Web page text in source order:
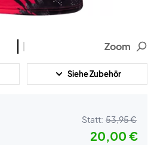
Zoom
Siehe Zubehör
Statt: 53,95 €
20,00 €